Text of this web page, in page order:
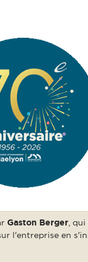
Gaston Berger, qui
l'entreprise en